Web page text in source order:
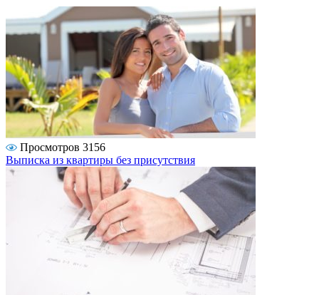
Просмотров 3156
Выписка из квартиры без присутствия